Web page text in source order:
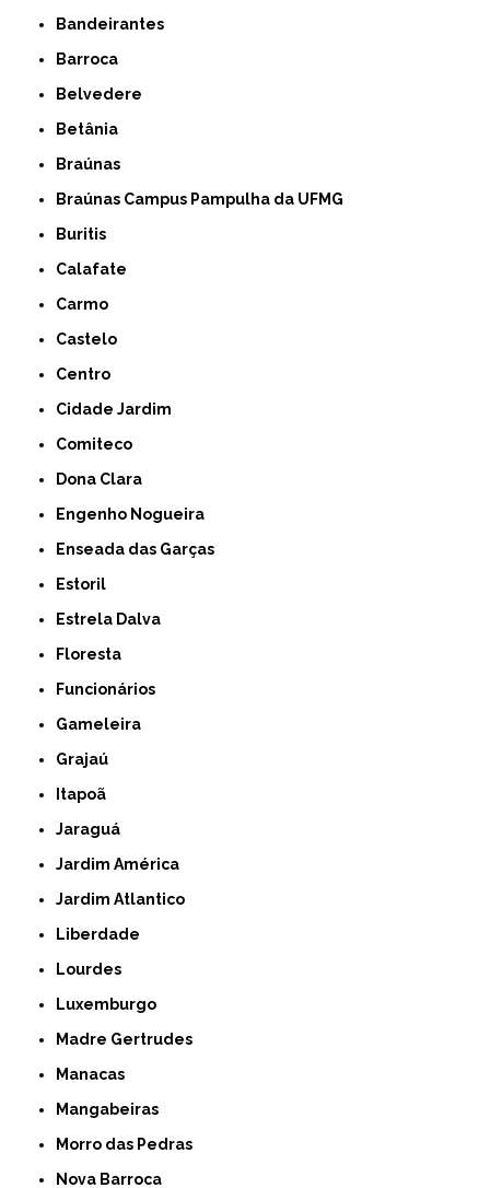
Bandeirantes
Barroca
Belvedere
Betânia
Braúnas
Braúnas Campus Pampulha da UFMG
Buritis
Calafate
Carmo
Castelo
Centro
Cidade Jardim
Comiteco
Dona Clara
Engenho Nogueira
Enseada das Garças
Estoril
Estrela Dalva
Floresta
Funcionários
Gameleira
Grajaú
Itapoã
Jaraguá
Jardim América
Jardim Atlantico
Liberdade
Lourdes
Luxemburgo
Madre Gertrudes
Manacas
Mangabeiras
Morro das Pedras
Nova Barroca